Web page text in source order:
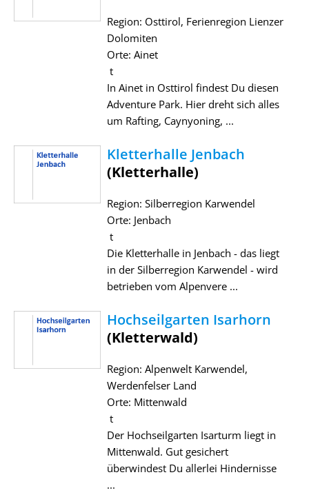
Region: Osttirol, Ferienregion Lienzer
Dolomiten
Orte: Ainet
t
In Ainet in Osttirol findest Du diesen
Adventure Park. Hier dreht sich alles
um Rafting, Caynyoning, ...
Kletterhalle Jenbach
(Kletterhalle)
Region: Silberregion Karwendel
Orte: Jenbach
t
Die Kletterhalle in Jenbach - das liegt
in der Silberregion Karwendel - wird
betrieben vom Alpenvere ...
Hochseilgarten Isarhorn
(Kletterwald)
Region: Alpenwelt Karwendel,
Werdenfelser Land
Orte: Mittenwald
t
Der Hochseilgarten Isarturm liegt in
Mittenwald. Gut gesichert
überwindest Du allerlei Hindernisse
...